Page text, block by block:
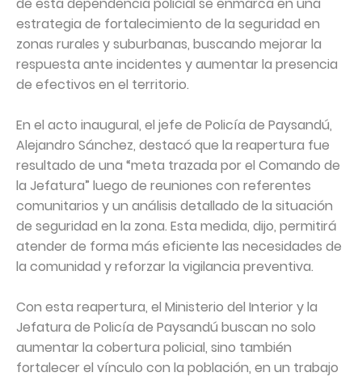
estrategia de fortalecimiento de la seguridad en
zonas rurales y suburbanas, buscando mejorar la
respuesta ante incidentes y aumentar la presencia
de efectivos en el territorio.
En el acto inaugural, el jefe de Policía de Paysandú,
Alejandro Sánchez, destacó que la reapertura fue
resultado de una “meta trazada por el Comando de
la Jefatura” luego de reuniones con referentes
comunitarios y un análisis detallado de la situación
de seguridad en la zona. Esta medida, dijo, permitirá
atender de forma más eficiente las necesidades de
la comunidad y reforzar la vigilancia preventiva.
Con esta reapertura, el Ministerio del Interior y la
Jefatura de Policía de Paysandú buscan no solo
aumentar la cobertura policial, sino también
fortalecer el vínculo con la población, en un trabajo